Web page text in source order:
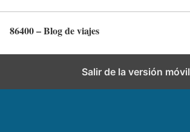
86400 – Blog de viajes
Salir de la versión móvil